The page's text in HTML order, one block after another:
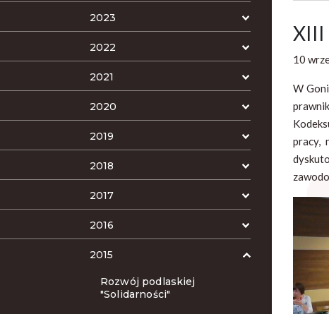
2023
2022
2021
2020
2019
2018
2017
2016
2015
Rozwój podlaskiej
"Solidarności"
XIII
10
W
pracy,